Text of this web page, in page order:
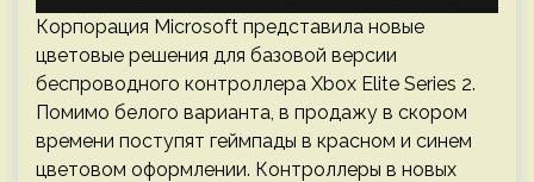
Корпорация Microsoft представила новые
цветовые решения для базовой версии
беспроводного контроллера Xbox Elite Series 2.
Помимо белого варианта, в продажу в скором
времени поступят геймпады в красном и синем
цветовом оформлении. Контроллеры в новых